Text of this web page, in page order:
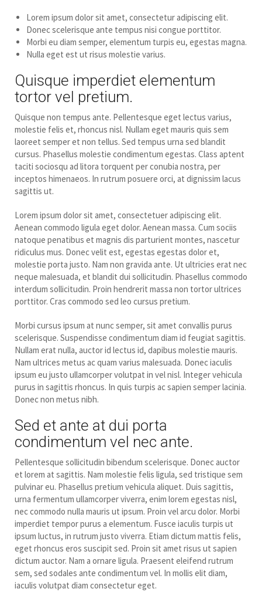
Lorem ipsum dolor sit amet, consectetur adipiscing elit.
Donec scelerisque ante tempus nisi congue porttitor.
Morbi eu diam semper, elementum turpis eu, egestas magna.
Nulla eget est ut risus molestie varius.
Quisque imperdiet elementum
tortor vel pretium.
Quisque non tempus ante. Pellentesque eget lectus varius,
molestie felis et, rhoncus nisl. Nullam eget mauris quis sem
laoreet semper et non tellus. Sed tempus urna sed blandit
cursus. Phasellus molestie condimentum egestas. Class aptent
taciti sociosqu ad litora torquent per conubia nostra, per
inceptos himenaeos. In rutrum posuere orci, at dignissim lacus
sagittis ut.
Lorem ipsum dolor sit amet, consectetuer adipiscing elit.
Aenean commodo ligula eget dolor. Aenean massa. Cum sociis
natoque penatibus et magnis dis parturient montes, nascetur
ridiculus mus. Donec velit est, egestas egestas dolor et,
molestie porta justo. Nam non gravida ante. Ut ultricies erat nec
neque malesuada, et blandit dui sollicitudin. Phasellus commodo
interdum sollicitudin. Proin hendrerit massa non tortor ultrices
porttitor. Cras commodo sed leo cursus pretium.
Morbi cursus ipsum at nunc semper, sit amet convallis purus
scelerisque. Suspendisse condimentum diam id feugiat sagittis.
Nullam erat nulla, auctor id lectus id, dapibus molestie mauris.
Nam ultrices metus ac quam varius malesuada. Donec iaculis
ipsum eu justo ullamcorper volutpat in vel nisl. Integer vehicula
purus in sagittis rhoncus. In quis turpis ac sapien semper lacinia.
Donec non metus nibh.
Sed et ante at dui porta
condimentum vel nec ante.
Pellentesque sollicitudin bibendum scelerisque. Donec auctor
et lorem at sagittis. Nam molestie felis ligula, sed tristique sem
pulvinar eu. Phasellus pretium vehicula aliquet. Duis sagittis,
urna fermentum ullamcorper viverra, enim lorem egestas nisl,
nec commodo nulla mauris ut ipsum. Proin vel arcu dolor. Morbi
imperdiet tempor purus a elementum. Fusce iaculis turpis ut
ipsum luctus, in rutrum justo viverra. Etiam dictum mattis felis,
eget rhoncus eros suscipit sed. Proin sit amet risus ut sapien
dictum auctor. Nam a ornare ligula. Praesent eleifend rutrum
sem, sed sodales ante condimentum vel. In mollis elit diam,
iaculis volutpat diam consectetur eget.